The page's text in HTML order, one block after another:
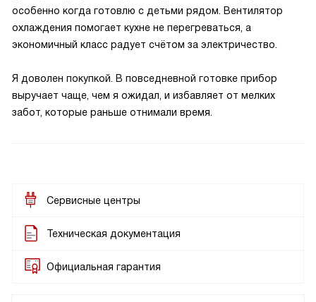
особенно когда готовлю с детьми рядом. Вентилятор
охлаждения помогает кухне не перегреваться, а
экономичный класс радует счётом за электричество.
Я доволен покупкой. В повседневной готовке прибор
выручает чаще, чем я ожидал, и избавляет от мелких
забот, которые раньше отнимали время.
Сервисные центры
Техническая документация
Официальная гарантия